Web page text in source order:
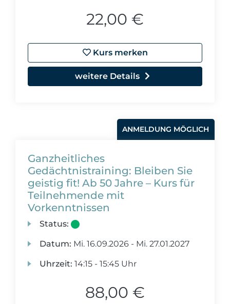
22,00 €
Kurs merken
weitere Details
ANMELDUNG MÖGLICH
Ganzheitliches
Gedächtnistraining: Bleiben Sie
geistig fit! Ab 50 Jahre – Kurs für
Teilnehmende mit
Vorkenntnissen
Status:
Datum: Mi. 16.09.2026 - Mi. 27.01.2027
Uhrzeit: 14:15 - 15:45 Uhr
88,00 €